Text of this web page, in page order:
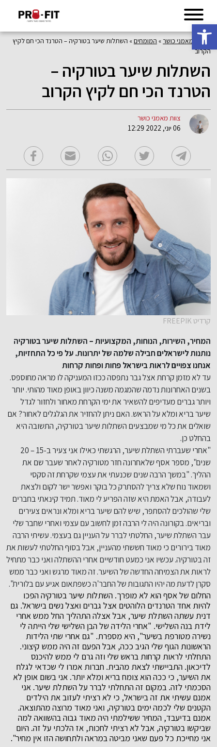
פתח סרגל נגישות
פורטל מאמני כושר » המומחים» השתלות שיער בטורקיה – הטרנד הכי חם לקיץ
הקרוב
השתלות שיער בטורקיה –
הטרנד הכי חם לקיץ הקרוב
צוות מאמני כושר
06 יוני, 2022 12:29
קרדיט FREEPIK
המחיר, השירות, הנוחות, המקצועיות – השתלות שיער בטורקיה
נותנות לישראלים חבילה שלמה של יתרונות. על פי כל התחזיות,
אנחנו צפויים לראות בישראל פחות ופחות קרחות
עד לא מזמן קרחת אצל גבר נתפסה ככזו המעניקה לו מראה מחוספס.
בשנים האחרונות נדמה שהמגמה משנה כיוון באופן מאוד מהותי. יותר
ויותר גברים מעדיפים להשאיר את ימי הקרחת מאחור ולחזור לגדל
שיער בריא ומלא על הראש. האם ניתן להחזיר את הגלגלים לאחור? אם
שואלים את כל מי שמבצעים השתלות שיער בטורקיה, התשובה היא
בהחלט כן.
"אחרי שעברתי השתלת שיער, הרגשתי כאילו אני צעיר ב-15 – 20
שנים", מספר אסף שלאחרונה חזר מטורקיה לאחר שעבר שם את
ההליך. "במשך הרבה שנים שכנעתי את עצמי שקרחת זה סקסי
ושמאוד נוח שלא צריך להסתרק כל בוקר ואפשר ישר לקום ולצאת
לעבודה, אבל האמת היא שזה הפריע לי מאוד. תמיד קינאתי בחברים
שלי שהולכים להסתפר, שיש להם שיער בריא ומלא ונראים צעירים
ובריאים. בקורונה היה לי הרבה זמן לחשוב עם עצמי ואחרי שחבר שלי
עבר השתלת שיער, החלטתי לברר על העניין גם בעצמי. עשיתי הרבה
מאוד בירורים כי מאוד חששתי מהעניין, אבל בסוף החלטתי לעשות את
זה בטורקיה. עכשיו אני כמעט חודשיים אחרי ההשתלה ואני כבר מתחיל
לראות את הצמיחה החדשה של השיער. זה מאוד מרגש ואני כבר ממש
סקרן לדעת מה יהיו התגובות של החבר'ה כשפתאום אגיע עם בלורית".
החלום של אסף הוא לא מופרך. השתלות שיער בטורקיה הפכו
להיות אחד הטרנדים הלוהטים אצל גברים ואצל נשים בישראל. גם
דנית עשתה השתלת שיער, אבל אצלה התהליך החל ממש אחרי
לידת בנה השלישי. "אחרי הלידה של הבן השלישי שלי הייתה לי
נשירה מטורפת בשיער", היא מספרת. "גם אחרי שתי הלידות
הראשונות הגוף שלי הגיב ככה, אבל הפעם זה היה ממש קיצוני.
התחלתי לראות קרחות בראש שלי וזה גרם לי ממש להיכנס
לדיכאון. התביישתי לצאת מהבית. חברות אמרו לי שכדאי לגלח
את השיער, כי ככה הוא צומח בריא ומלא יותר. אני בשום אופן לא
הסכמתי לזה. במקום זה התחלתי לברר על השתלת שיער. אני
אמנם עשיתי את זה בישראל, כי לא רציתי לעזוב את הילדים
הקטנים שלי לכמה ימים בטורקיה, ואני מאוד מרוצה מהתוצאה.
אמנם בדיעבד, המחיר ששילמתי היה מאוד גבוה בהשוואה למה
שביקשו בטורקיה, אבל לא רציתי לחכות, אז הלכתי על זה. היום
אני מחייכת כל פעם שאני מביטה במראה ולתחושה הזו אין מחיר".